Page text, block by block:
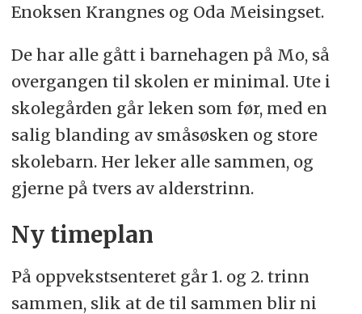
Enoksen Krangnes og Oda Meisingset.
De har alle gått i barnehagen på Mo, så
overgangen til skolen er minimal. Ute i
skolegården går leken som før, med en
salig blanding av småsøsken og store
skolebarn. Her leker alle sammen, og
gjerne på tvers av alderstrinn.
Ny timeplan
På oppvekstsenteret går 1. og 2. trinn
sammen, slik at de til sammen blir ni